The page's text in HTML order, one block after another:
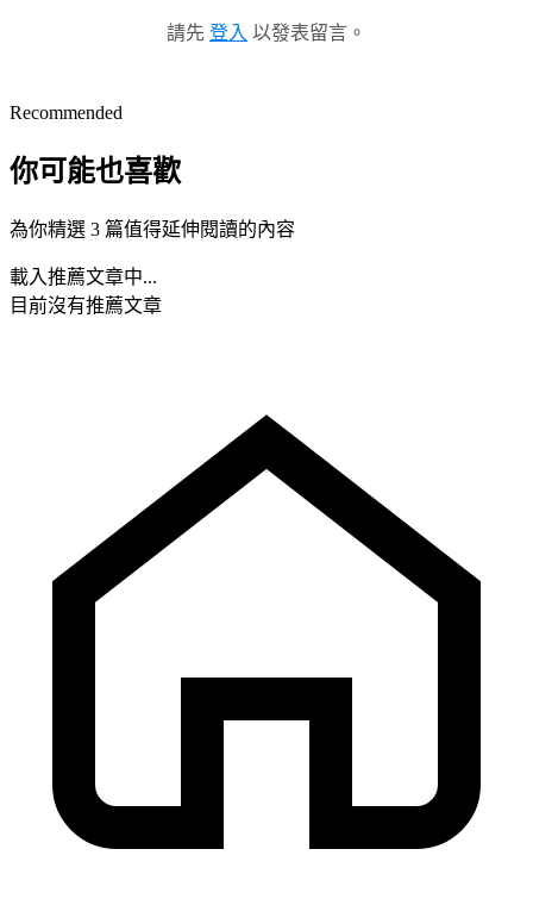
請先 登入 以發表留言。
Recommended
你可能也喜歡
為你精選 3 篇值得延伸閱讀的內容
載入推薦文章中...
目前沒有推薦文章